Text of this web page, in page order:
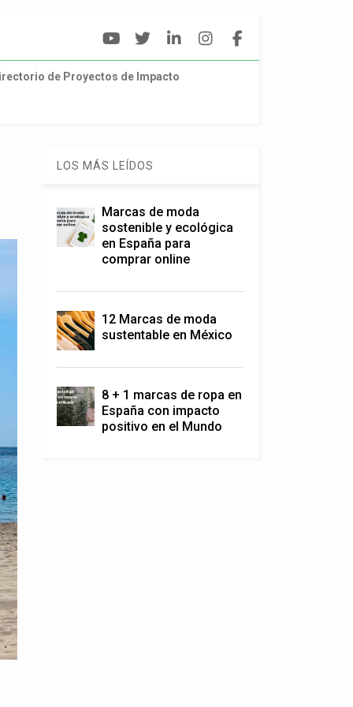
de Proyectos de Impacto
LOS MÁS LEÍDOS
Marcas de moda
sostenible y ecológica
en España para
comprar online
12 Marcas de moda
sustentable en México
8 + 1 marcas de ropa en
España con impacto
positivo en el Mundo